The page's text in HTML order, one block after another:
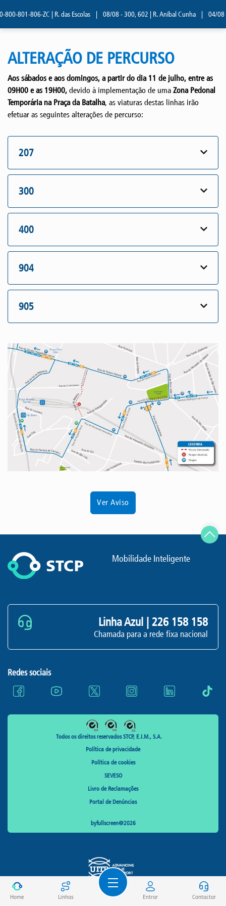
801-806-ZC | R. das Escolas 08/08 - 300, 602 | R. Aníbal Cunha 04/08
ALTERAÇÃO DE PERCURSO
Aos sábados e aos domingos, a partir do dia 11 de julho, entre as
09H00 e as 19H00, devido à implementação de uma Zona Pedonal
Temporária na Praça da Batalha, as viaturas destas linhas irão
efetuar as seguintes alterações de percurso:
207
300
400
904
905
Ver Aviso
Mobilidade Inteligente
Linha Azul | 226 158 158
Chamada para a rede fixa nacional
Redes sociais
Todos os direitos reservados STCP, E.I.M., S.A.
Política de privacidade
Política de cookies
SEVESO
Livro de Reclamações
Portal de Denúncias
byfullscreen@2026
Home Linhas Entrar Contactar